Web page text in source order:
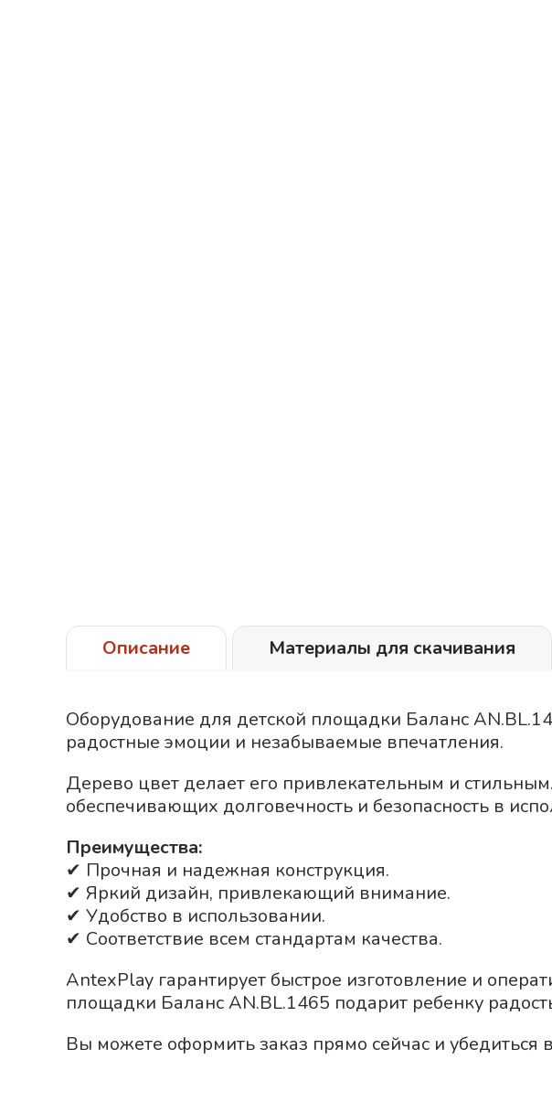
Описание Материалы для скачивания
Оборудование для детской площадки Баланс
радостные эмоции и незабываемые впечатления.
Дерево цвет делает его привлекательным и
обеспечивающих долговечность и безопасность в
Преимущества:
✔ Прочная и надежная конструкция.
✔ Яркий дизайн, привлекающий внимание.
✔ Удобство в использовании.
✔ Соответствие всем стандартам качества.
AntexPlay гарантирует быстрое изготовление и
площадки Баланс AN.BL.1465 подарит ребенку
Вы можете оформить заказ прямо сейчас и убедиться